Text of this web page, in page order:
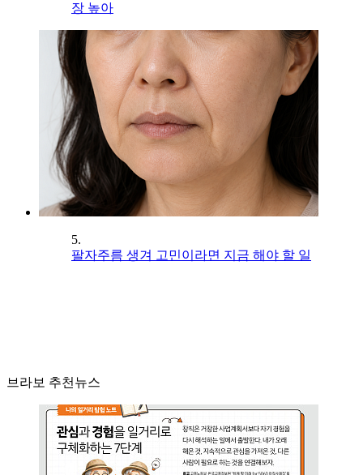
장 높아
5.
팔자주름 생겨 고민이라면 지금 해야 할 일
브라보 추천뉴스